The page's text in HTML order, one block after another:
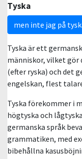
Tyska
men inte jag på
Tyska är ett
människor, vilket
(efter ryska) och det
engelskan, flest
Tyska förekommer i
högtyska och
germanska språk
grammatiken, med
bibehållna